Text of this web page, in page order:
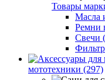
Товары
Масла
Ремни
Свечи
мототехники (297)